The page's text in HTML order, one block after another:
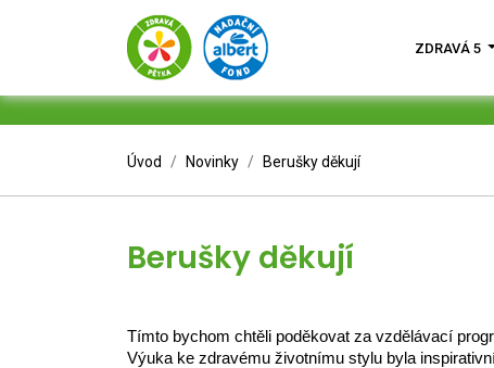
ZDRAVÁ 5
Úvod Novinky Berušky děkují
Berušky děkují
Tímto bychom chtěli poděkovat za vzdělávací
Výuka ke zdravému životnímu stylu byla